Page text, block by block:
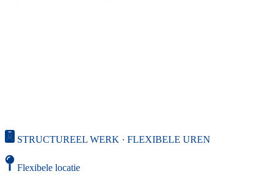
STRUCTUREEL WERK · FLEXIBELE UREN
Flexibele locatie